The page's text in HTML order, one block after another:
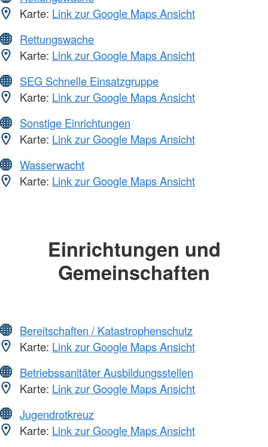
Karte: Link zur Google Maps Ansicht
Rettungswache
Karte: Link zur Google Maps Ansicht
SEG Schnelle Einsatzgruppe
Karte: Link zur Google Maps Ansicht
Sonstige Einrichtungen
Karte: Link zur Google Maps Ansicht
Wasserwacht
Karte: Link zur Google Maps Ansicht
Einrichtungen und
Gemeinschaften
Bereitschaften / Katastrophenschutz
Karte: Link zur Google Maps Ansicht
Betriebssanitäter Ausbildungsstellen
Karte: Link zur Google Maps Ansicht
Jugendrotkreuz
Karte: Link zur Google Maps Ansicht